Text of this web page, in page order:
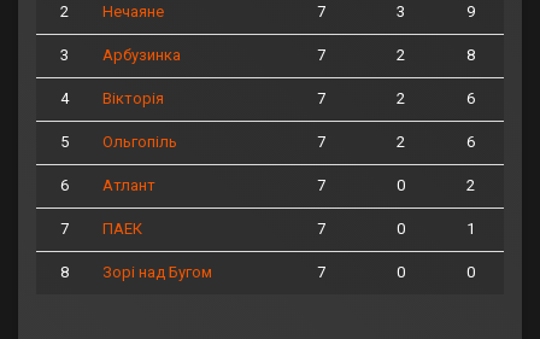
2 Нечаяне 7 3 9
3 Арбузинка 7 2 8
4 Вікторія 7 2 6
5 Ольгопіль 7 2 6
6 Атлант 7 0 2
7 ПАЕК 7 0 1
8 Зорі над Бугом 7 0 0